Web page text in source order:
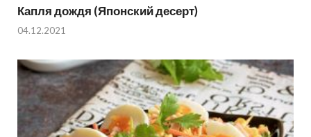
Капля дождя (Японский десерт)
04.12.2021